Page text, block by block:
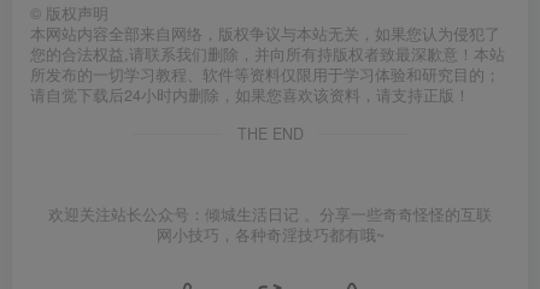
© 版权声明
本网站内容全部来自网络，版权争议与本站无关，如果您认为侵犯了
您的合法权益,请联系我们删除，并向所有持版权者致最深歉意！本站
所发布的一切学习教程、软件等资料仅限用于学习体验和研究目的；
请自觉下载后24小时内删除，如果您喜欢该资料，请支持正版！
THE END
欢迎关注站长公众号：倾城生活日记 。分享一些奇奇怪怪的互联
网小技巧，各种奇淫技巧都有哦~